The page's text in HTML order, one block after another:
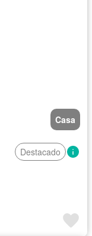
Casa
Destacado